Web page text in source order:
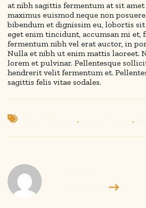
at nibh sagittis fermentum at sit amet
maximus euismod neque non
bibendum et dignissim eu, lobortis
eget enim tincidunt, accumsan mi et,
fermentum nibh vel erat auctor, in
Nulla et nibh ut enim mattis laoreet.
lorem et pulvinar. Pellentesque
hendrerit velit fermentum et.
sagittis felis vitae sodales.
, ,